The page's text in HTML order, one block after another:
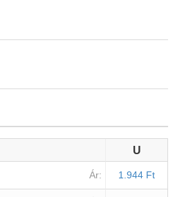
U
Ár: 1.944 Ft